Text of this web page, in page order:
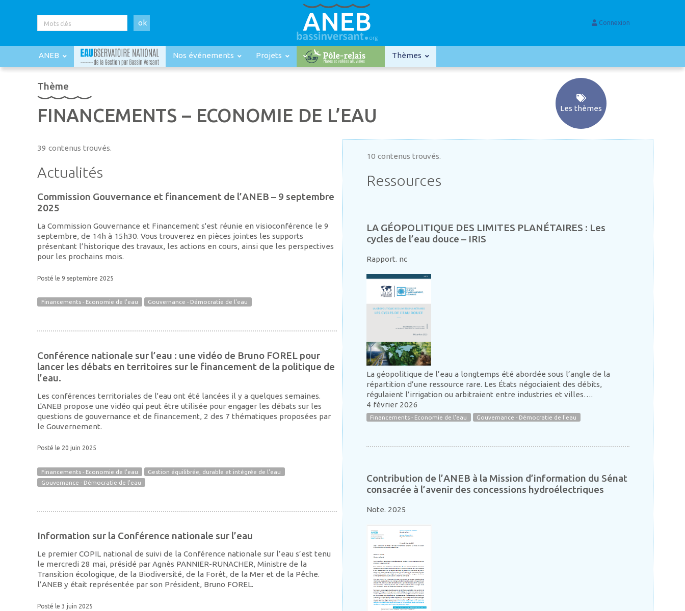
ok Connexion
ANEB Nos événements Projets Thèmes
Thème
FINANCEMENTS – ECONOMIE DE L’EAU Les thèmes
39 contenus trouvés.
Actualités
Commission Gouvernance et financement de l’ANEB – 9 septembre
2025
La Commission Gouvernance et Financement s'est réunie en visioconférence le 9
septembre, de 14h à 15h30. Vous trouverez en pièces jointes les supports
présentant l’historique des travaux, les actions en cours, ainsi que les perspectives
pour les prochains mois.
Posté le 9 septembre 2025
Financements - Economie de l'eau Gouvernance - Démocratie de l'eau
Conférence nationale sur l’eau : une vidéo de Bruno FOREL pour
lancer les débats en territoires sur le financement de la politique de
l’eau.
Les conférences territoriales de l'eau ont été lancées il y a quelques semaines.
L'ANEB propose une vidéo qui peut être utilisée pour engager les débats sur les
questions de gouvernance et de financement, 2 des 7 thématiques proposées par
le Gouvernement.
Posté le 20 juin 2025
Financements - Economie de l'eau
Gestion équilibrée, durable et intégrée de l'eau
Gouvernance - Démocratie de l'eau
Information sur la Conférence nationale sur l’eau
Le premier COPIL national de suivi de la Conférence nationale sur l’eau s’est tenu
le mercredi 28 mai, présidé par Agnès PANNIER-RUNACHER, Ministre de la
Transition écologique, de la Biodiversité, de la Forêt, de la Mer et de la Pêche.
l’ANEB y était représentée par son Président, Bruno FOREL.
Posté le 3 juin 2025
10 contenus trouvés.
Ressources
LA GÉOPOLITIQUE DES LIMITES PLANÉTAIRES : Les
cycles de l’eau douce – IRIS
Rapport. nc
La géopolitique de l’eau a longtemps été abordée sous l’angle de la
répartition d’une ressource rare. Les États négociaient des débits,
régulaient l’irrigation ou arbitraient entre industries et villes….
4 février 2026
Financements - Economie de l'eau Gouvernance - Démocratie de l'eau
Contribution de l’ANEB à la Mission d’information du Sénat
consacrée à l’avenir des concessions hydroélectriques
Note. 2025